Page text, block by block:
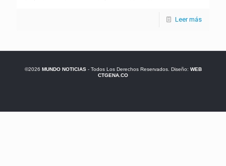
Leer más
©2026 MUNDO NOTICIAS- Todos Los Derechos Reservados. Diseño: WEB
CTGENA.CO